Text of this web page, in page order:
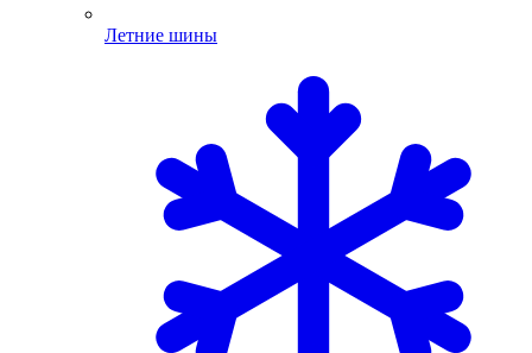
Летние шины